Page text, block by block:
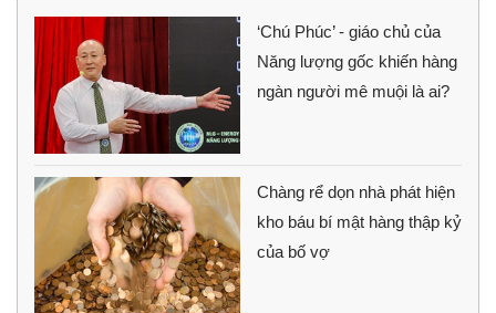
‘Chú Phúc’ - giáo chủ của
Năng lượng gốc khiến hàng
ngàn người mê muội là ai?
Chàng rể dọn nhà phát hiện
kho báu bí mật hàng thập kỷ
của bố vợ